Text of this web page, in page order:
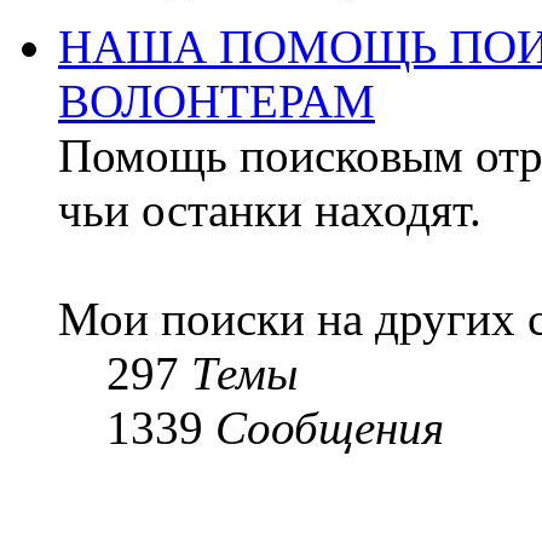
НАША ПОМОЩЬ
ВОЛОНТЕРАМ
Помощь поисковым
чьи останки находят.
Мои поиски на других
297 Темы
1339 Сообщения